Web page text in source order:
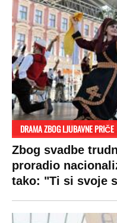
DRAMA ZBOG LJUBAVNE PRIČE
Zbog svadbe
proradio
tako: "Ti si svoje